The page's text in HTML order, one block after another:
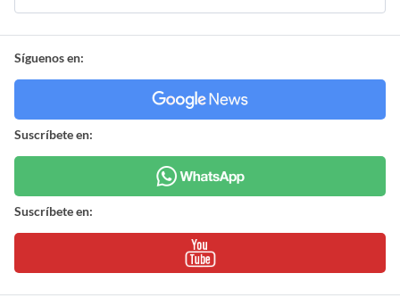
Síguenos en:
Suscríbete en:
Suscríbete en: